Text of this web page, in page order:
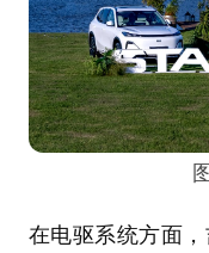
在电驱系统方面